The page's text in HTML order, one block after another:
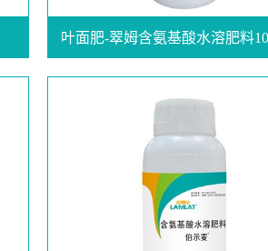
叶面肥-翠姆含氨基酸水溶肥料